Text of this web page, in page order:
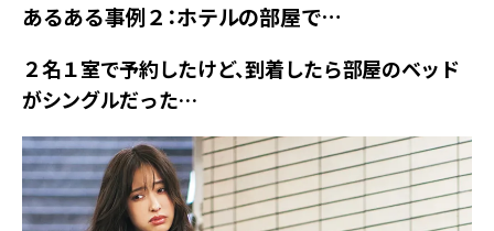
あるある事例２：ホテルの部屋で…
２名１室で予約したけど、到着したら部屋のベッド
がシングルだった…